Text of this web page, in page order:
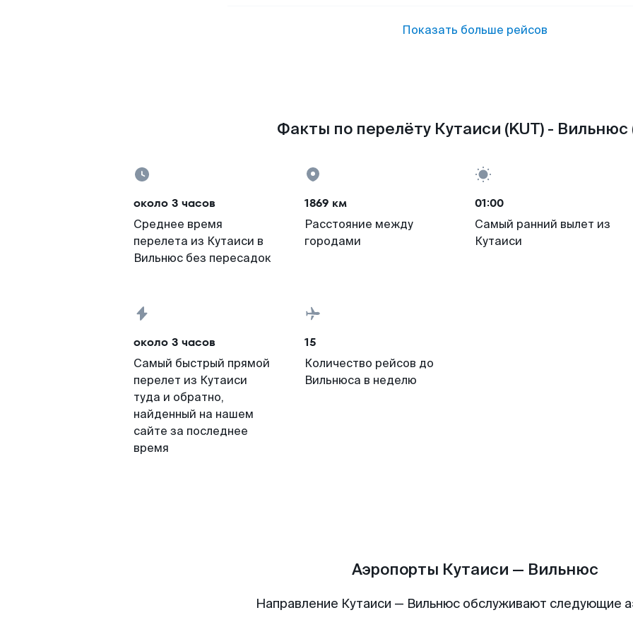
Показать больше рейсов
Факты по перелёту Кутаиси (KUT) - Вильнюс
около 3 часов
Среднее время
перелета из Кутаиси в
Вильнюс без пересадок
1869 км
Расстояние между
городами
01:00
Самый ранний вылет из
Кутаиси
около 3 часов
Самый быстрый прямой
перелет из Кутаиси
туда и обратно,
найденный на нашем
сайте за последнее
время
15
Количество рейсов до
Вильнюса в неделю
Аэропорты Кутаиси — Вильнюс
Направление Кутаиси — Вильнюс обслуживают следующие